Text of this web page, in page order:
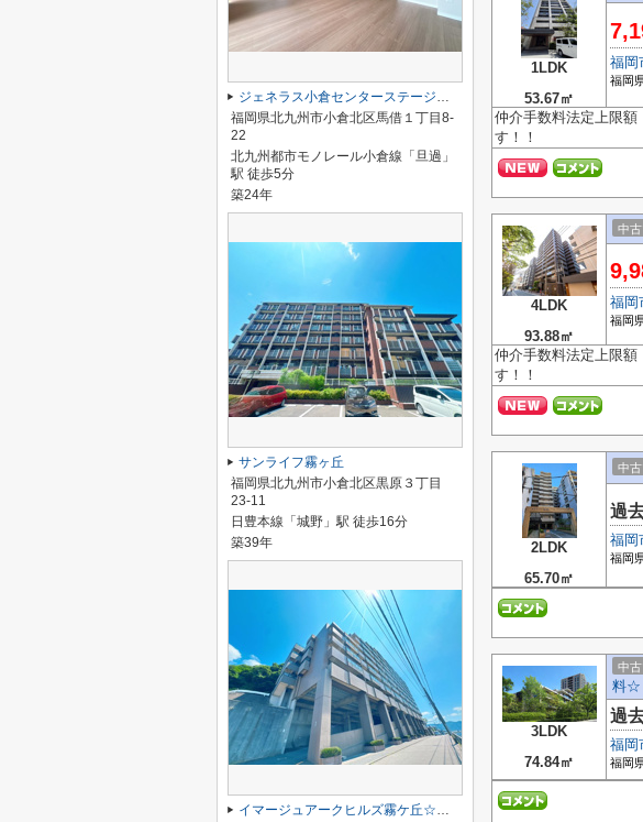
1LDK
53.67㎡
福岡
福岡
仲介手数料法定上限
す！！
4LDK
93.88㎡
中
福岡
福岡
仲介手数料法定上限
す！！
2LDK
65.70㎡
中
過
福岡
福岡
3LDK
74.84㎡
中
料☆
過
福岡
福岡
ジェネラス小倉センターステージ☆仲介手数料無料☆
福岡県北九州市小倉北区馬借１丁目8-
22
北九州都市モノレール小倉線「旦過」
駅 徒歩5分
築24年
サンライフ霧ヶ丘
福岡県北九州市小倉北区黒原３丁目
23-11
日豊本線「城野」駅 徒歩16分
築39年
イマージュアークヒルズ霧ケ丘☆仲介手数料無料☆